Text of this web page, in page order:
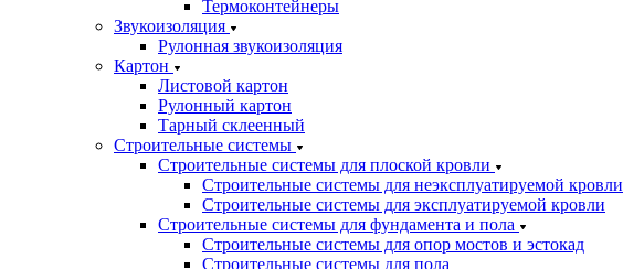
Термоконтейнеры
Звукоизоляция
Рулонная звукоизоляция
Картон
Листовой картон
Рулонный картон
Тарный склеенный
Строительные системы
Строительные системы для плоской кровли
Строительные системы для неэксплуатируемой кровли
Строительные системы для эксплуатируемой кровли
Строительные системы для фундамента и пола
Строительные системы для опор мостов и эстокад
Строительные системы для пола